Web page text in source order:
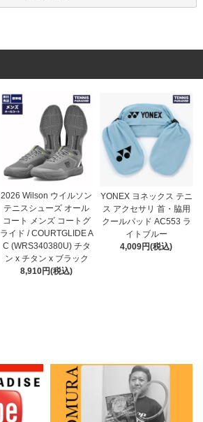
2026 Wilson ウイルソン
テニスシューズ オール
コート メンズ コートグ
ライド / COURTGLIDE A
C (WRS340380U) チタ
ン x チタン x ブラック
8,910円(税込)
YONEX ヨネックス テニ
ス アクセサリ 首・脇用
クールパッド AC553 ラ
イトブルー
4,009円(税込)